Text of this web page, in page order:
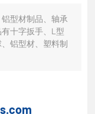
型材制品、轴承
十字扳手、L型
铝型材、塑料制